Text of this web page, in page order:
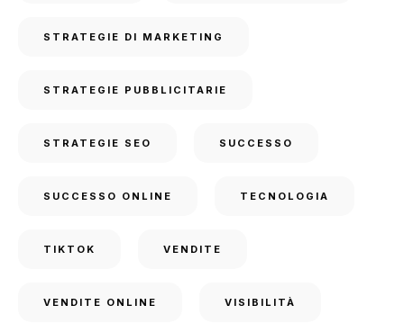
STRATEGIE DI MARKETING
STRATEGIE PUBBLICITARIE
STRATEGIE SEO SUCCESSO
SUCCESSO ONLINE TECNOLOGIA
TIKTOK VENDITE
VENDITE ONLINE VISIBILITÀ